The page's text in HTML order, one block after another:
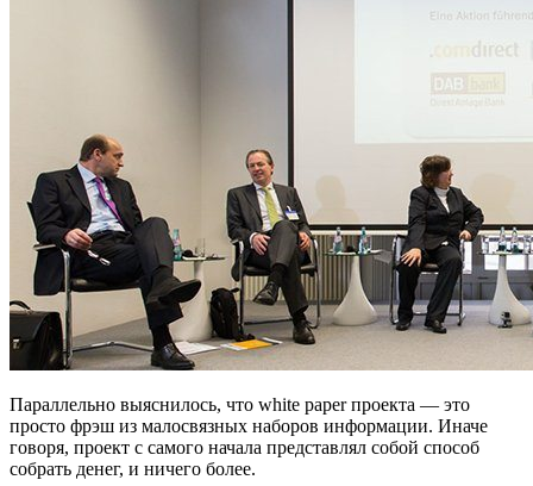
Параллельно выяснилось, что white paper проекта — это
просто фрэш из малосвязных наборов информации. Иначе
говоря, проект с самого начала представлял собой способ
собрать денег, и ничего более.